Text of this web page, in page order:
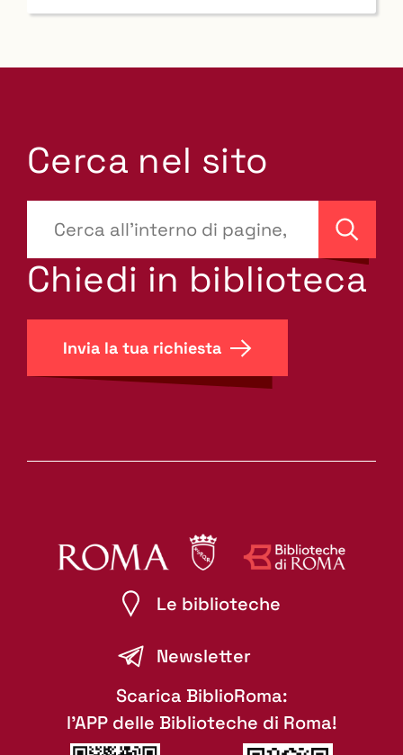
Cerca nel sito
site-
search.label???
Cerca
Chiedi in biblioteca
Invia la tua richiesta
Le biblioteche
Newsletter
Scarica BiblioRoma:
l'APP delle Biblioteche di Roma!